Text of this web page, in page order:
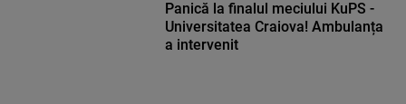
Panică la finalul meciului KuPS -
Universitatea Craiova! Ambulanța
a intervenit